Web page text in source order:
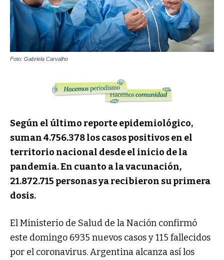
Foto: Gabriela Carvalho
Según el último reporte epidemiológico,
suman 4.756.378 los casos positivos en el
territorio nacional desde el inicio de la
pandemia. En cuanto a la vacunación,
21.872.715 personas ya recibieron su primera
dosis.
El Ministerio de Salud de la Nación confirmó
este domingo 6935 nuevos casos y 115 fallecidos
por el coronavirus. Argentina alcanza así los